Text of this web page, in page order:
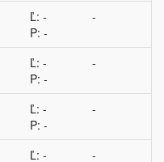
Ľ: -
P: -
-
Ľ: -
P: -
-
Ľ: -
P: -
-
Ľ: -
-